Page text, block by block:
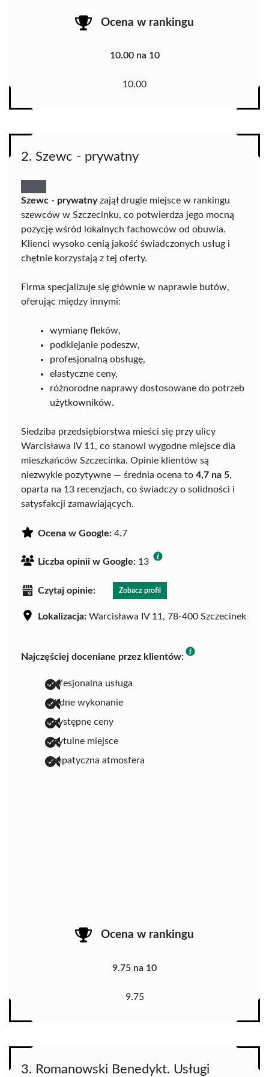
Ocena w rankingu
10.00 na 10
10.00
2. Szewc - prywatny
Szewc - prywatnyzajął drugie miejsce w rankingu
szewców w Szczecinku, co potwierdza jego mocną
pozycję wśród lokalnych fachowców od obuwia.
Klienci wysoko cenią jakość świadczonych usług i
chętnie korzystają z tej oferty.
Firma specjalizuje się głównie w naprawie butów,
oferując między innymi:
wymianę fleków,
podklejanie podeszw,
profesjonalną obsługę,
elastyczne ceny,
różnorodne naprawy dostosowane do potrzeb
użytkowników.
Siedziba przedsiębiorstwa mieści się przy ulicy
Warcisława IV 11, co stanowi wygodne miejsce dla
mieszkańców Szczecinka. Opinie klientów są
niezwykle pozytywne — średnia ocena to 4,7 na 5,
oparta na 13 recenzjach, co świadczy o solidności i
satysfakcji zamawiających.
Ocena w Google: 4.7
Liczba opinii w Google: 13
Czytaj opinie: Zobacz profil
Lokalizacja: Warcisława IV 11, 78-400 Szczecinek
Najczęściej doceniane przez klientów:
profesjonalna usługa
solidne wykonanie
przystępne ceny
przytulne miejsce
sympatyczna atmosfera
Ocena w rankingu
9.75 na 10
9.75
3. Romanowski Benedykt. Usługi